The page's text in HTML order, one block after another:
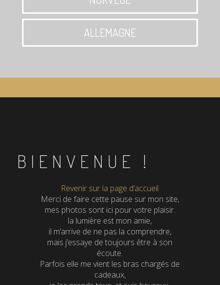
ALLEMAGNE
BIENVENUE !
Revenir sur la page d’accueil
Merci de faire cette pause sur mon site,
mes photos sont ici pour votre plaisir.
la lumière est mon amie,
il m’arrive de ne pas la comprendre,
mais j’essaye de toujours être à son
écoute.
Parfois elle me vient les bras chargés de
cadeaux,